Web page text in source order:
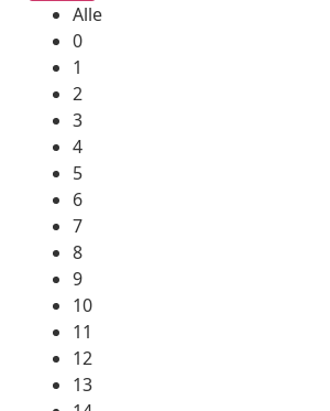
Alle
0
1
2
3
4
5
6
7
8
9
10
11
12
13